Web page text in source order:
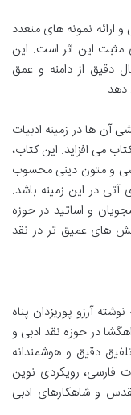
نمونه های متعدد
مثبت این اثر است. این
دقیق از دامنه و عمق
دهد.
آن ها در زمینه ادبیات
می افزاید. این کتاب،
و متون دینی محسوب
در این زمینه باشد.
و اساتید در حوزه
های عمیق تر در نقد
آرزو پوریزدان پناه
در حوزه نقد ادبی و
دقیق و هوشمندانه
فارسی، رویکردی نوین
و شاهکارهای ادبی